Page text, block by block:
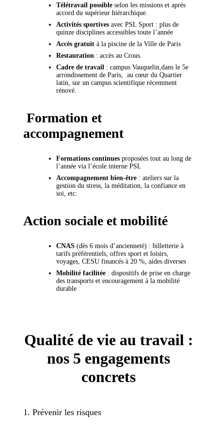
Télétravail possible selon les missions et après
accord du supérieur hiérarchique.
Activités sportives avec PSL Sport : plus de
quinze disciplines accessibles toute l’année
Accès gratuit à la piscine de la Ville de Paris
Restauration : accès au Crous.
Cadre de travail : campus Vauquelin,dans le 5e
arrondissement de Paris, au cœur du Quartier
latin, sur un campus scientifique récemment
rénové.
Formation et
accompagnement
Formations continues proposées tout au long de
l’année via l’école interne PSL
Accompagnement bien-être : ateliers sur la
gestion du stress, la méditation, la confiance en
soi, etc.
Action sociale et mobilité
CNAS (dès 6 mois d’ancienneté) : billetterie à
tarifs préférentiels, offres sport et loisirs,
voyages, CESU financés à 20 %, aides diverses
Mobilité facilitée : dispositifs de prise en charge
des transports et encouragement à la mobilité
durable
Qualité de vie au travail :
nos 5 engagements
concrets
1. Prévenir les risques